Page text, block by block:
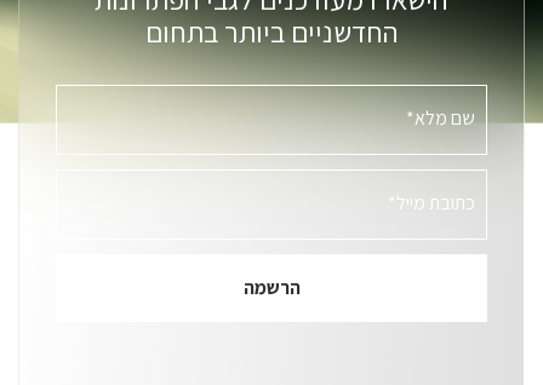
החדשניים ביותר בתחום
שם מלא*
כתובת מייל*